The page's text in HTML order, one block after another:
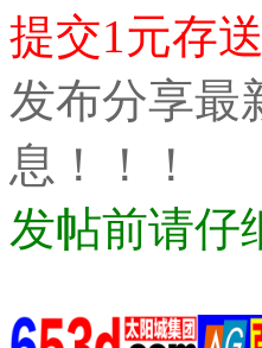
提交1元存
发布分享最
息！！！
发帖前请仔